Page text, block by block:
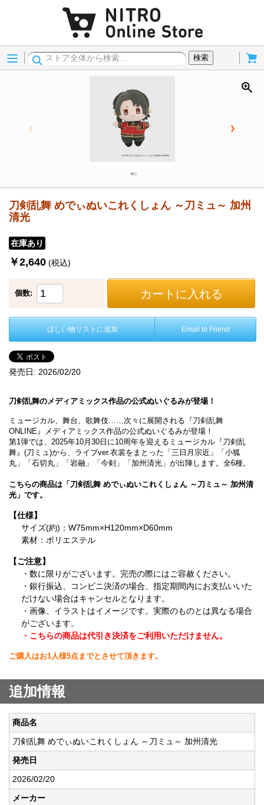
Menu
検索
刀剣乱舞 めでぃぬいこれくしょん ～刀ミュ～ 加州
清光
在庫あり
￥2,640 (税込)
個数: カートに入れる
ほしい物リストに追加 Email to Friend
発売日: 2026/02/20
刀剣乱舞のメディアミックス作品の公式ぬいぐるみが登場！
ミュージカル、舞台、歌舞伎……次々に展開される『刀剣乱舞
ONLINE』メディアミックス作品の公式ぬいぐるみが登場！
第1弾では、2025年10月30日に10周年を迎えるミュージカル『刀剣乱
舞』(刀ミュ)から、ライブver.衣裳をまとった「三日月宗近」「小狐
丸」「石切丸」「岩融」「今剣」「加州清光」が出陣します。全6種。
こちらの商品は「刀剣乱舞 めでぃぬいこれくしょん ～刀ミュ～ 加州清
光」です。
【仕様】
サイズ(約)：W75mm×H120mm×D60mm
素材：ポリエステル
【ご注意】
・数に限りがございます。完売の際にはご容赦ください。
・銀行振込、コンビニ決済の場合、指定期間内にお支払いいた
だけない場合はキャンセルとなります。
・画像、イラストはイメージです。実際のものとは異なる場合
がございます。
・こちらの商品は代引き決済をご利用いただけません。
ご購入はお1人様5点までとさせて頂きます。
追加情報
商品名
刀剣乱舞 めでぃぬいこれくしょん ～刀ミュ～ 加州清光
発売日
2026/02/20
メーカー